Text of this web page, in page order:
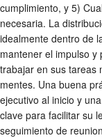
cumplimiento, y 5)
necesaria. La
idealmente dentro de
mantener el impulso y
trabajar en sus tareas
mentes. Una buena
ejecutivo al inicio y
clave para facilitar su
seguimiento de